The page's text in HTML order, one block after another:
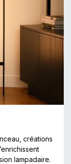
créations
lampadaire.